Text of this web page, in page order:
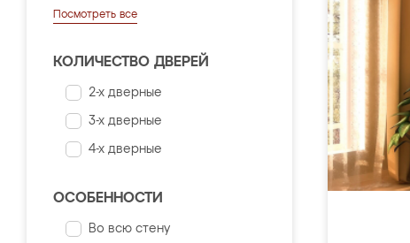
Посмотреть все
КОЛИЧЕСТВО ДВЕРЕЙ
2-х дверные
3-х дверные
4-х дверные
ОСОБЕННОСТИ
Во всю стену